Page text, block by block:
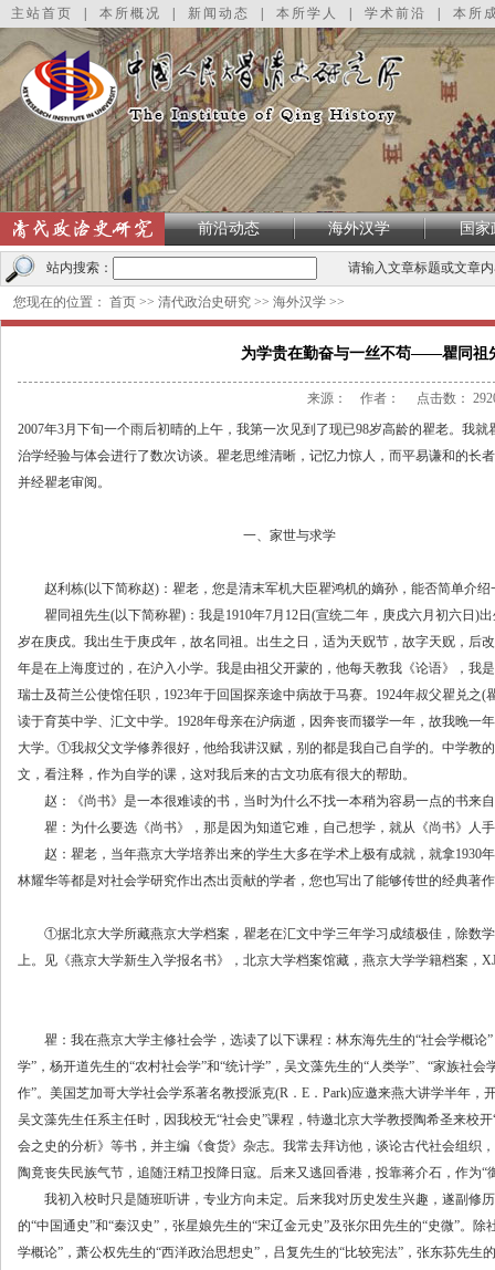
主站首页 本所概况 新闻动态 本所学人 学术前沿 本所
前沿动态 海外汉学 国家
站内搜索： 请输入文章标题或文章
您现在的位置： 首页 >> 清代政治史研究 >> 海外汉学 >>
为学贵在勤奋与一丝不苟——瞿同祖
来源： 作者： 点击数：
2007年3月下旬一个雨后初晴的上午，我第一次见到了现已98岁高龄的瞿老。我
治学经验与体会进行了数次访谈。瞿老思维清晰，记忆力惊人，而平易谦和的长
并经瞿老审阅。
一、家世与求学
赵利栋(以下简称赵)：瞿老，您是清末军机大臣瞿鸿机的嫡孙，能否简单介绍
瞿同祖先生(以下简称瞿)：我是1910年7月12日(宣统二年，庚戌六月初六日)
岁在庚戌。我出生于庚戌年，故名同祖。出生之日，适为天贶节，故字天贶，后
年是在上海度过的，在沪入小学。我是由祖父开蒙的，他每天教我《论语》，我
瑞士及荷兰公使馆任职，1923年于回国探亲途中病故于马赛。1924年叔父瞿兑之
读于育英中学、汇文中学。1928年母亲在沪病逝，因奔丧而辍学一年，故我晚一
大学。①我叔父文学修养很好，他给我讲汉赋，别的都是我自己自学的。中学教
文，看注释，作为自学的课，这对我后来的古文功底有很大的帮助。
赵：《尚书》是一本很难读的书，当时为什么不找一本稍为容易一点的书来自
瞿：为什么要选《尚书》，那是因为知道它难，自己想学，就从《尚书》人
赵：瞿老，当年燕京大学培养出来的学生大多在学术上极有成就，就拿1930
林耀华等都是对社会学研究作出杰出贡献的学者，您也写出了能够传世的经典著
①据北京大学所藏燕京大学档案，瞿老在汇文中学三年学习成绩极佳，除数学
上。见《燕京大学新生入学报名书》，北京大学档案馆藏，燕京大学学籍档案，
瞿：我在燕京大学主修社会学，选读了以下课程：林东海先生的“社会学概论”
学”，杨开道先生的“农村社会学”和“统计学”，吴文藻先生的“人类学”、“家族社
作”。美国芝加哥大学社会学系著名教授派克(R．E．Park)应邀来燕大讲学半年
吴文藻先生任系主任时，因我校无“社会史”课程，特邀北京大学教授陶希圣来校
会之史的分析》等书，并主编《食货》杂志。我常去拜访他，谈论古代社会组织
陶竟丧失民族气节，追随汪精卫投降日寇。后来又逃回香港，投靠蒋介石，作为“
我初入校时只是随班听讲，专业方向未定。后来我对历史发生兴趣，遂副修历
的“中国通史”和“秦汉史”，张星娘先生的“宋辽金元史”及张尔田先生的“史微”。
学概论”，萧公权先生的“西洋政治思想史”，吕复先生的“比较宪法”，张东荪先生